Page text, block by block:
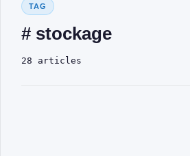
TAG
# stockage
28 articles